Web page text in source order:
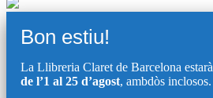
Bon estiu!
La Llibreria Claret de Barcelona estarà
de l’1 al 25 d’agost, ambdòs inclosos.